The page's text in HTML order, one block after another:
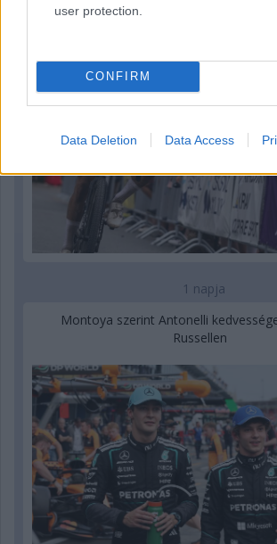
user protection.
CONFIRM
Data Deletion Data Access
1 napja
Montoya szerint Antonelli
Russellen